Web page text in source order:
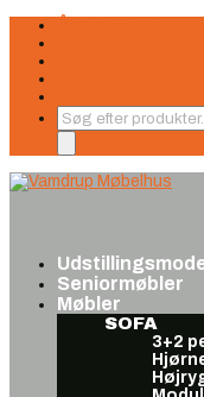
Products
search
Seniormøbler
Møbler
SOFA
3+2